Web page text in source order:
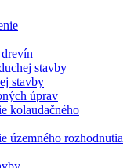
stavby
stavby
úprav
kolaudačného
územného rozhodnutia